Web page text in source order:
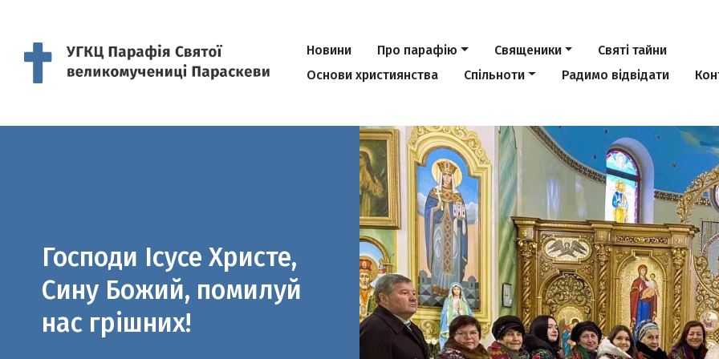
Новини Про парафію Священики
Святі тайни
Основи християнства
Спільноти Радимо відвідати
Сину Божий, помилуй
нас грішних!
Previous